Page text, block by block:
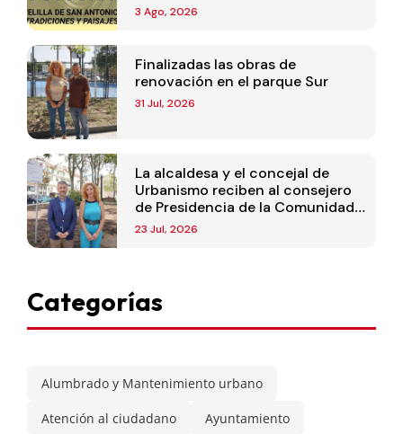
3 Ago, 2026
Finalizadas las obras de
renovación en el parque Sur
31 Jul, 2026
La alcaldesa y el concejal de
Urbanismo reciben al consejero
de Presidencia de la Comunidad
de Madrid
23 Jul, 2026
Categorías
Alumbrado y Mantenimiento urbano
Atención al ciudadano Ayuntamiento